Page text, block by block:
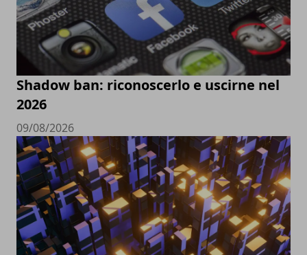
Shadow ban: riconoscerlo e uscirne nel
2026
09/08/2026